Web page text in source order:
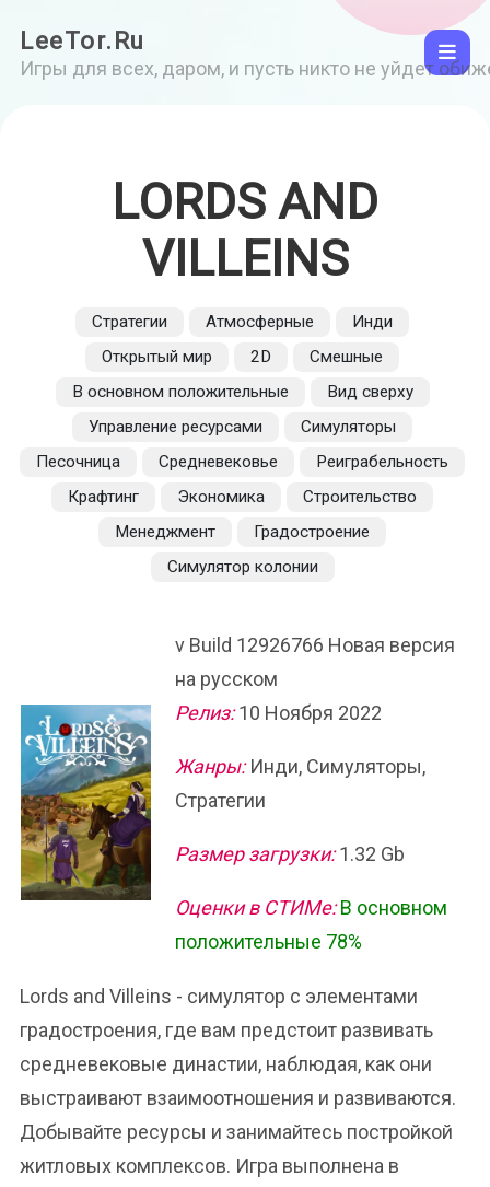
LeeTor.Ru
Игры для всех, даром, и пусть никто не уйдет
LORDS AND
VILLEINS
Стратегии Атмосферные
Инди
Открытый мир
2D
Смешные
В основном положительные
Вид сверху
Управление ресурсами
Симуляторы
Песочница
Средневековье
Реиграбельность
Крафтинг
Экономика
Строительство
Менеджмент
Градостроение
Симулятор колонии
v Build 12926766 Новая версия
на русском
Релиз:10 Ноября 2022
Жанры:Инди, Симуляторы,
Стратегии
Размер загрузки:1.32 Gb
Оценки в СТИМе: В основном
положительные 78%
Lords and Villeins - симулятор с элементами
градостроения, где вам предстоит развивать
средневековые династии, наблюдая, как они
выстраивают взаимоотношения и развиваются.
Добывайте ресурсы и занимайтесь постройкой
житловых комплексов. Игра выполнена в